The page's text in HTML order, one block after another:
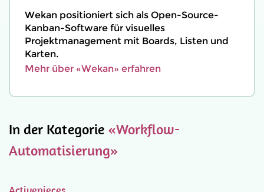
Wekan positioniert sich als Open-Source-
Kanban-Software für visuelles
Projektmanagement mit Boards, Listen und
Karten.
Mehr über «Wekan» erfahren
In der Kategorie «Workflow-
Automatisierung»